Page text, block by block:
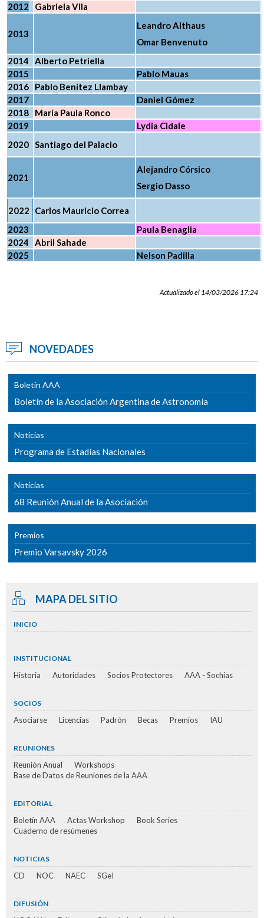
2012
Gabriela Vila
2013
Leandro Althaus
Omar Benvenuto
2014
Alberto Petriella
2015
Pablo Mauas
2016
Pablo Benítez Llambay
2017
Daniel Gómez
2018
María Paula Ronco
2019
Lydia Cidale
2020 Santiago del Palacio
2021
Alejandro Córsico
Sergio Dasso
2022
Carlos Mauricio Correa
2023
Paula Benaglia
2024
Abril Sahade
2025
Nelson Padilla
Actualizado el 14/03/2026 17:24
NOVEDADES
Boletín AAA
Boletín de la Asociación Argentina de Astronomía
Noticias
Programa de Estadías Nacionales
Noticias
68 Reunión Anual de la Asociación
Premios
Premio Varsavsky 2026
MAPA DEL SITIO
INICIO
INSTITUCIONAL
Historia Autoridades Socios Protectores AAA - Sochias
SOCIOS
Asociarse Licencias Padrón Becas Premios IAU
REUNIONES
Reunión Anual
Workshops
Base de Datos de Reuniones de la AAA
EDITORIAL
Boletín AAA Actas Workshop
Book Series
Cuaderno de resúmenes
NOTICIAS
CD NOC NAEC SGeI
DIFUSIÓN